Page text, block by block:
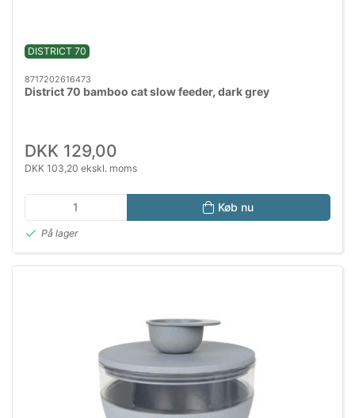
DISTRICT 70
8717202616473
District 70 bamboo cat slow feeder, dark grey
DKK 129,00
DKK 103,20 ekskl. moms
Køb nu
På lager